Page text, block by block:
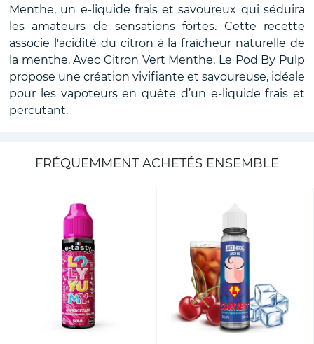
Menthe, un e-liquide frais et savoureux qui séduira
les amateurs de sensations fortes. Cette recette
associe l'acidité du citron à la fraîcheur naturelle de
la menthe. Avec Citron Vert Menthe, Le Pod By Pulp
propose une création vivifiante et savoureuse, idéale
pour les vapoteurs en quête d’un e-liquide frais et
percutant.
FRÉQUEMMENT ACHETÉS ENSEMBLE